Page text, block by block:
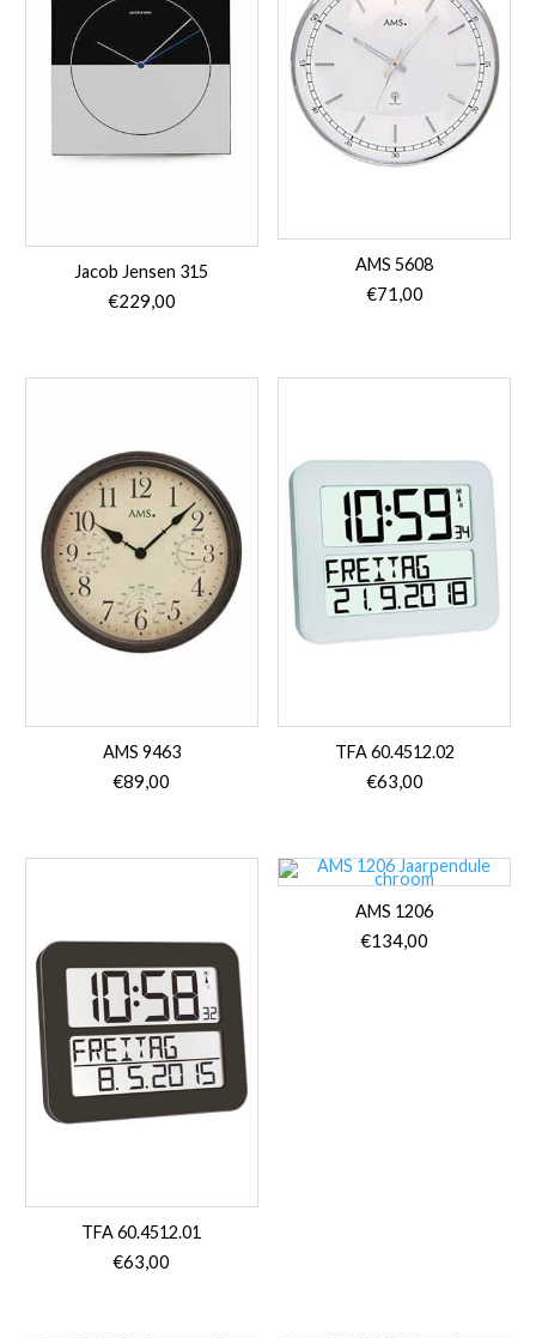
Jacob Jensen 315
€229,00
AMS 5608
€71,00
AMS 9463
€89,00
TFA 60.4512.02
€63,00
TFA 60.4512.01
€63,00
AMS 1206
€134,00